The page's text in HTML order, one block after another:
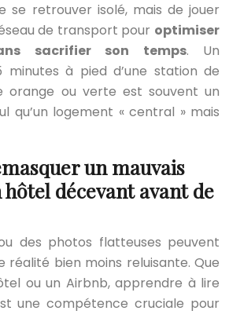
se retrouver isolé, mais de jouer
de transport pour optimiser
sacrifier son temps. Un
à pied d’une station de
orange ou verte est souvent un
qu’un logement « central » mais
un mauvais
décevant avant de
des photos flatteuses peuvent
réalité bien moins reluisante. Que
ou un Airbnb, apprendre à lire
une compétence cruciale pour